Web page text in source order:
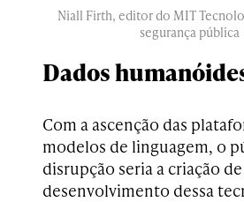
Niall Firth, editor do MIT
segurança
Dados
Com a ascenção das
modelos de linguagem, o
disrupção seria a criação
desenvolvimento dessa